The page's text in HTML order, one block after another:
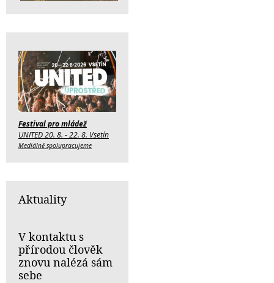
Festival pro mládež
UNITED 20. 8. - 22. 8. Vsetín
Mediálně spolupracujeme
Aktuality
V kontaktu s
přírodou člověk
znovu nalézá sám
sebe